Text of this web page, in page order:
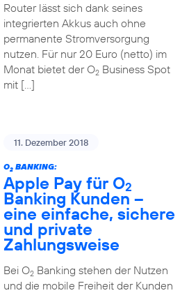
Router lässt sich dank seines
integrierten Akkus auch ohne
permanente Stromversorgung
nutzen. Für nur 20 Euro (netto) im
Monat bietet der O2Business Spot
mit […]
11. Dezember 2018
O2BANKING:
Apple Pay für O2
Banking Kunden –
eine einfache, sichere
und private
Zahlungsweise
Bei O2Banking stehen der Nutzen
und die mobile Freiheit der Kunden